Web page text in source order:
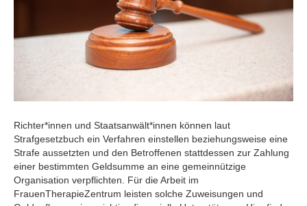
Richter*innen und Staatsanwält*innen können laut
Strafgesetzbuch ein Verfahren einstellen beziehungsweise eine
Strafe aussetzten und den Betroffenen stattdessen zur Zahlung
einer bestimmten Geldsumme an eine gemeinnützige
Organisation verpflichten. Für die Arbeit im
FrauenTherapieZentrum leisten solche Zuweisungen und